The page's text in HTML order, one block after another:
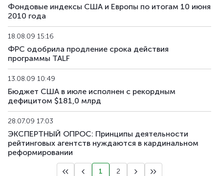
US191_2806 US91282CCH25 смешанная
US193_2612 US912797TC16 смешанная
US194_2609 US91282CLP40 смешанная
US196_3008 US91282CAE12 смешанная
US197_2802
US198_2804 US91282CMW81 смешанная
US199_2808 US91282CNU17 смешанная
Фондовые индексы США и Европы по итогам 10 июня
2010 года
18.08.09 15:16
ФРС одобрила продление срока действия
программы TALF
13.08.09 10:49
Бюджет США в июле исполнен с рекордным
дефицитом $181,0 млрд
28.07.09 17:03
ЭКСПЕРТНЫЙ ОПРОС: Принципы деятельности
рейтинговых агентств нуждаются в кардинальном
реформировании
1 2